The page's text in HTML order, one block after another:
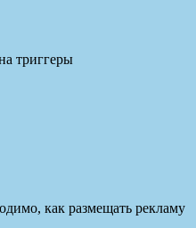
триггеры
как размещать рекламу